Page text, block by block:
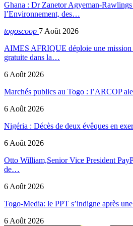
Ghana : Dr Zanetor Agyeman-
l’Environnement, des…
togoscoop 7 Août 2026
AIMES AFRIQUE déploie une
gratuite dans la…
6 Août 2026
Marchés publics au Togo : l’ARCOP
6 Août 2026
Nigéria : Décès de deux évêques en
6 Août 2026
Otto William,Senior Vice President
de…
6 Août 2026
Togo-Media: le PPT s’indigne après
6 Août 2026